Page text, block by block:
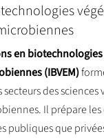
en biotechnologies
(IBVEM)
des sciences
Il prépare les
publiques que